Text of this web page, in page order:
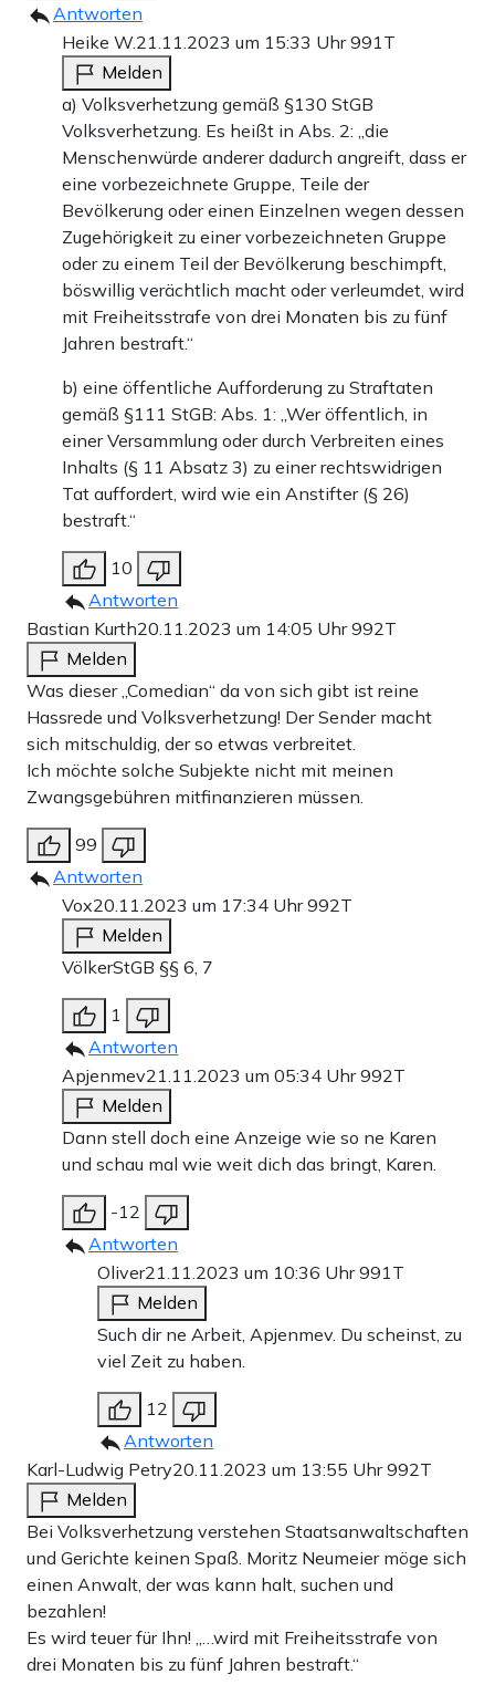
Antworten
Heike W. 21.11.2023 um 15:33 Uhr991T
Melden
a) Volksverhetzung gemäß §130 StGB
Volksverhetzung. Es heißt in Abs. 2: „die
Menschenwürde anderer dadurch angreift, dass er
eine vorbezeichnete Gruppe, Teile der
Bevölkerung oder einen Einzelnen wegen dessen
Zugehörigkeit zu einer vorbezeichneten Gruppe
oder zu einem Teil der Bevölkerung beschimpft,
böswillig verächtlich macht oder verleumdet, wird
mit Freiheitsstrafe von drei Monaten bis zu fünf
Jahren bestraft.“
b) eine öffentliche Aufforderung zu Straftaten
gemäß §111 StGB: Abs. 1: „Wer öffentlich, in
einer Versammlung oder durch Verbreiten eines
Inhalts (§ 11 Absatz 3) zu einer rechtswidrigen
Tat auffordert, wird wie ein Anstifter (§ 26)
bestraft.“
10
Antworten
Bastian Kurth20.11.2023 um 14:05 Uhr992T
Melden
Was dieser „Comedian“ da von sich gibt ist reine
Hassrede und Volksverhetzung! Der Sender macht
sich mitschuldig, der so etwas verbreitet.
Ich möchte solche Subjekte nicht mit meinen
Zwangsgebühren mitfinanzieren müssen.
99
Antworten
Vox20.11.2023 um 17:34 Uhr992T
Melden
VölkerStGB §§ 6, 7
1
Antworten
Apjenmev21.11.2023 um 05:34 Uhr992T
Melden
Dann stell doch eine Anzeige wie so ne Karen
und schau mal wie weit dich das bringt, Karen.
-12
Antworten
Oliver21.11.2023 um 10:36 Uhr991T
Melden
Such dir ne Arbeit, Apjenmev. Du scheinst, zu
viel Zeit zu haben.
12
Antworten
Karl-Ludwig Petry20.11.2023 um 13:55 Uhr992T
Melden
Bei Volksverhetzung verstehen Staatsanwaltschaften
und Gerichte keinen Spaß. Moritz Neumeier möge sich
einen Anwalt, der was kann halt, suchen und
bezahlen!
Es wird teuer für Ihn! „…wird mit Freiheitsstrafe von
drei Monaten bis zu fünf Jahren bestraft.“